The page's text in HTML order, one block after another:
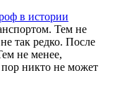
в истории
Тем не
так редко. После
не менее,
никто не может